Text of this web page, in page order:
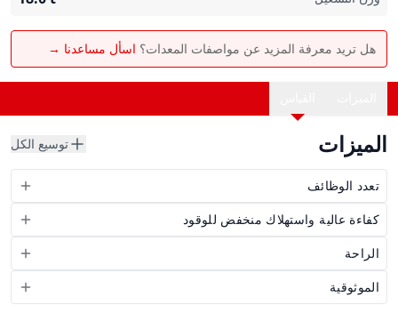
هل تريد معرفة المزيد عن مواصفات المعدات؟ اسأل مساعدنا →
الميزات توسيع الكل
تعدد الوظائف
كفاءة عالية واستهلاك منخفض للوقود
الراحة
الموثوقية